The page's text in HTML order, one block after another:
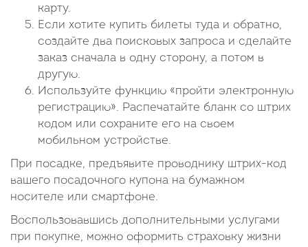
карту.
Если хотите купить билеты туда и обратно,
создайте два поисковых запроса и сделайте
заказ сначала в одну сторону, а потом в
другую.
Используйте функцию «пройти электронную
регистрацию». Распечатайте бланк со штрих
кодом или сохраните его на своем
мобильном устройстве.
При посадке, предъявите проводнику штрих-код
вашего посадочного купона на бумажном
носителе или смартфоне.
Воспользовавшись дополнительными услугами
при покупке, можно оформить страховку жизни